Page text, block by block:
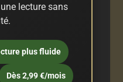
lecture sans
plus fluide
Dès 2,99 €/mois